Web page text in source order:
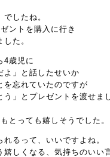
したね。
ントを購入に行き
た。
4歳児に
よ」と話したせいか
を忘れていたのですが
う」とプレゼントを渡せま
とっても嬉しそうでした。
るって、いいですよね。
嬉しくなる、気持ちのいい